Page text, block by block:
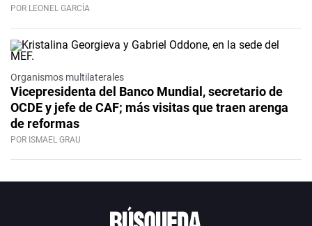
POR LEONEL GARCÍA
Organismos multilaterales
Vicepresidenta del Banco Mundial, secretario de
OCDE y jefe de CAF; más visitas que traen arenga
de reformas
POR ISMAEL GRAU